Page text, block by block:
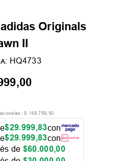
Originals
II
: HQ4733
,00
$ 148.759,50
$29.999,83con
$29.999,83con
de $60.000,00